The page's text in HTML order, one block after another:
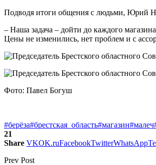
Подводя итоги общения с людьми, Юрий
– Наша задача – дойти до каждого
Цены не изменились, нет проблем и с
Фото: Павел Богуш
#берёза#брестская_область#магазин#малеч
21
Share VKOK.ruFacebookTwitterWhatsApp
Prev Post